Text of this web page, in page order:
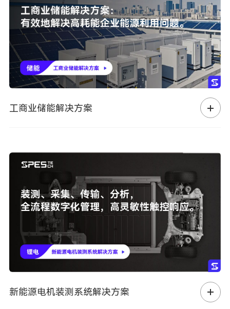
工商业储能解决方案
新能源电机装测系统解决方案